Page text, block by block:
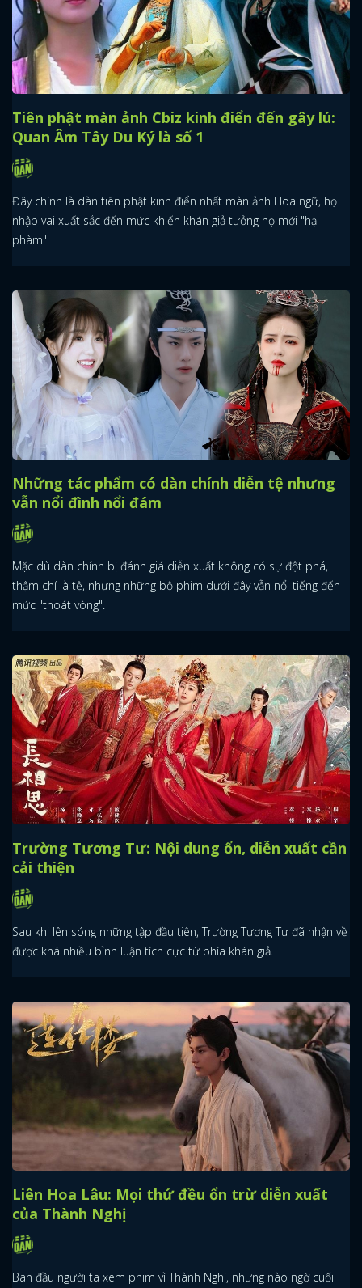
Tiên phật màn ảnh Cbiz kinh điển đến gây lú:
Quan Âm Tây Du Ký là số 1
Đây chính là dàn tiên phật kinh điển nhất màn ảnh Hoa ngữ, họ
nhập vai xuất sắc đến mức khiến khán giả tưởng họ mới "hạ
phàm".
Những tác phẩm có dàn chính diễn tệ nhưng
vẫn nổi đình nổi đám
Mặc dù dàn chính bị đánh giá diễn xuất không có sự đột phá,
thậm chí là tệ, nhưng những bộ phim dưới đây vẫn nổi tiếng đến
mức "thoát vòng".
Trường Tương Tư: Nội dung ổn, diễn xuất cần
cải thiện
Sau khi lên sóng những tập đầu tiên, Trường Tương Tư đã nhận về
được khá nhiều bình luận tích cực từ phía khán giả.
Liên Hoa Lâu: Mọi thứ đều ổn trừ diễn xuất
của Thành Nghị
Ban đầu người ta xem phim vì Thành Nghị, nhưng nào ngờ cuối